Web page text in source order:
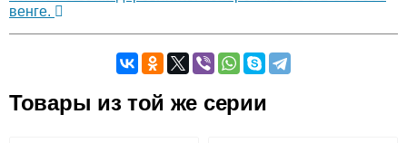
венге.
Оставьте отзыв
Товары из той же серии